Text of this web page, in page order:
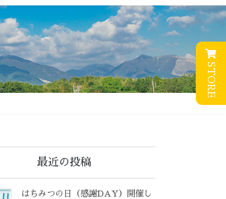
最近の投稿
はちみつの日（感謝DAY）開催し
STORE